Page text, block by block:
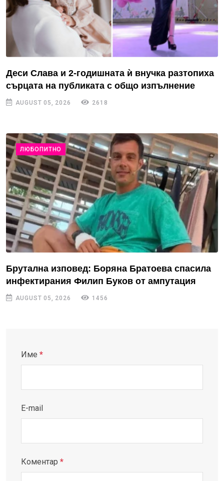
Деси Слава и 2-годишната ѝ внучка разтопиха
сърцата на публиката с общо изпълнение
AUGUST 05, 2026 2618
ЛЮБОПИТНО
Брутална изповед: Боряна Братоева спасила
инфектирания Филип Буков от ампутация
AUGUST 05, 2026 1456
Име *
E-mail
Коментар *